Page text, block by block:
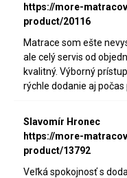
https://more-
product/20116
Matrace som ešte
ale celý servis od
kvalitný. Výborný
rýchle dodanie aj
Slavomír Hronec
https://more-
product/13792
Veľká spokojnosť s